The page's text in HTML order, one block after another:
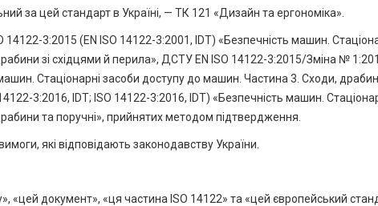
за цей стандарт в Україні, — ТК 121 «Дизайн та ергономіка».
3:2015 (EN ISO 14122-3:2001, IDT) «Безпечність машин.
зі східцями й перила», ДСТУ EN ISO 14122-3:2015/Зміна №
Стаціонарні засоби доступу до машин. Частина 3. Сходи,
3:2016, IDT; ISO 14122-3:2016, IDT) «Безпечність машин.
та поручні», прийнятих методом підтвердження.
які відповідають законодавству України.
«цей документ», «ця частина ISO 14122» та «цей європейський